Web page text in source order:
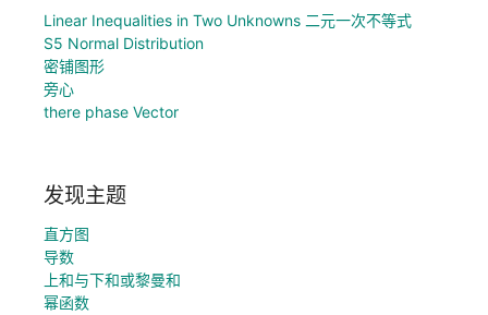
Linear Inequalities in Two Unknowns 二元一次不等式
S5 Normal Distribution
密铺图形
旁心
there phase Vector
发现主题
直方图
导数
上和与下和或黎曼和
幂函数